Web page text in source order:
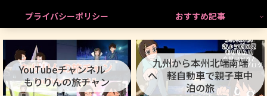
プライバシーポリシー
おすすめ記事
YouTubeチャンネル
もりりんの旅チャン
九州から本州北端南端
へ 軽自動車で親子車中
泊の旅